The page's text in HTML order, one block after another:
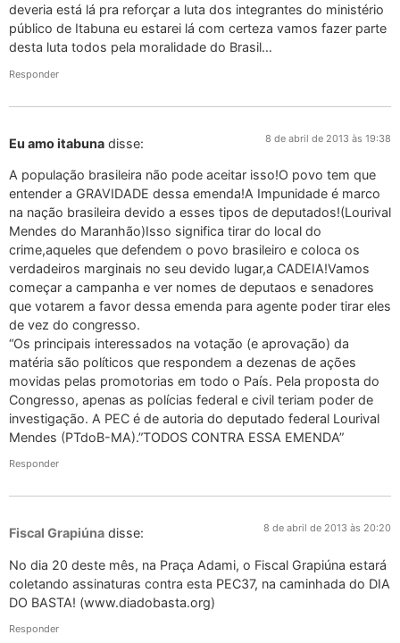
deveria está lá pra reforçar a luta dos integrantes do ministério
público de Itabuna eu estarei lá com certeza vamos fazer parte
desta luta todos pela moralidade do Brasil…
Responder
Eu amo itabuna disse: 8 de abril de 2013 às 19:38
A população brasileira não pode aceitar isso!O povo tem que
entender a GRAVIDADE dessa emenda!A Impunidade é marco
na nação brasileira devido a esses tipos de deputados!(Lourival
Mendes do Maranhão)Isso significa tirar do local do
crime,aqueles que defendem o povo brasileiro e coloca os
verdadeiros marginais no seu devido lugar,a CADEIA!Vamos
começar a campanha e ver nomes de deputaos e senadores
que votarem a favor dessa emenda para agente poder tirar eles
de vez do congresso.
“Os principais interessados na votação (e aprovação) da
matéria são políticos que respondem a dezenas de ações
movidas pelas promotorias em todo o País. Pela proposta do
Congresso, apenas as polícias federal e civil teriam poder de
investigação. A PEC é de autoria do deputado federal Lourival
Mendes (PTdoB-MA).”TODOS CONTRA ESSA EMENDA”
Responder
Fiscal Grapiúna disse: 8 de abril de 2013 às 20:20
No dia 20 deste mês, na Praça Adami, o Fiscal Grapiúna estará
coletando assinaturas contra esta PEC37, na caminhada do DIA
DO BASTA! (www.diadobasta.org)
Responder